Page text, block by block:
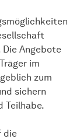
Angebote
im
zum
sichern
Teilhabe.
die